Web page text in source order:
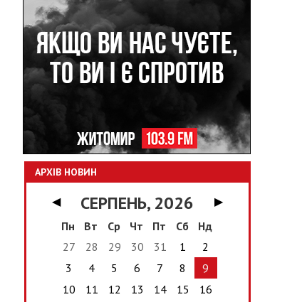
АРХІВ НОВИН
◀ СЕРПЕНЬ, 2026
▶
Пн
Вт Ср Чт Пт Сб
Нд
27
28 29 30 31 1
2
3
4 5 6 7 8
9
10
11 12 13 14 15
16